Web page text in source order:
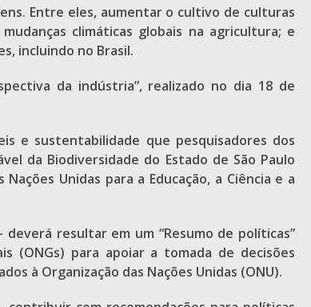
Entre eles, aumentar o cultivo de culturas
climáticas globais na agricultura; e
incluindo no Brasil.
da indústria”, realizado no dia 18 de
e sustentabilidade que pesquisadores dos
da Biodiversidade do Estado de São Paulo
Unidas para a Educação, a Ciência e a
resultar em um “Resumo de políticas”
(ONGs) para apoiar a tomada de decisões
à Organização das Nações Unidas (ONU).